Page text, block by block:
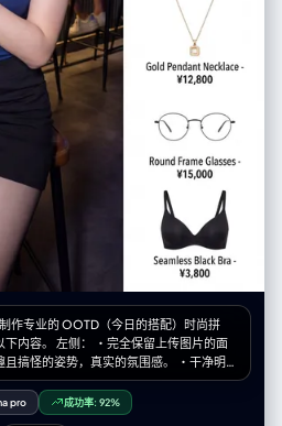
、缺乏个性。展示那些非常平庸的产品。
如没有的存在，必须要写上具体的产品或
并带有明显的数字故障（Glitch）、破碎或
“翻车”产品，并配以警示性短语（如“快
作专业的 OOTD（今日的搭配）时尚拼
留上传图片的面
搞怪的姿势，真实的氛围感。 ・干净明
： ・在干净的白色背景
立商品模块垂直排列 ・最后的商品是配置
恤等）。 ・各模块包含的内容： 商品照片
pro 成功率: 92%